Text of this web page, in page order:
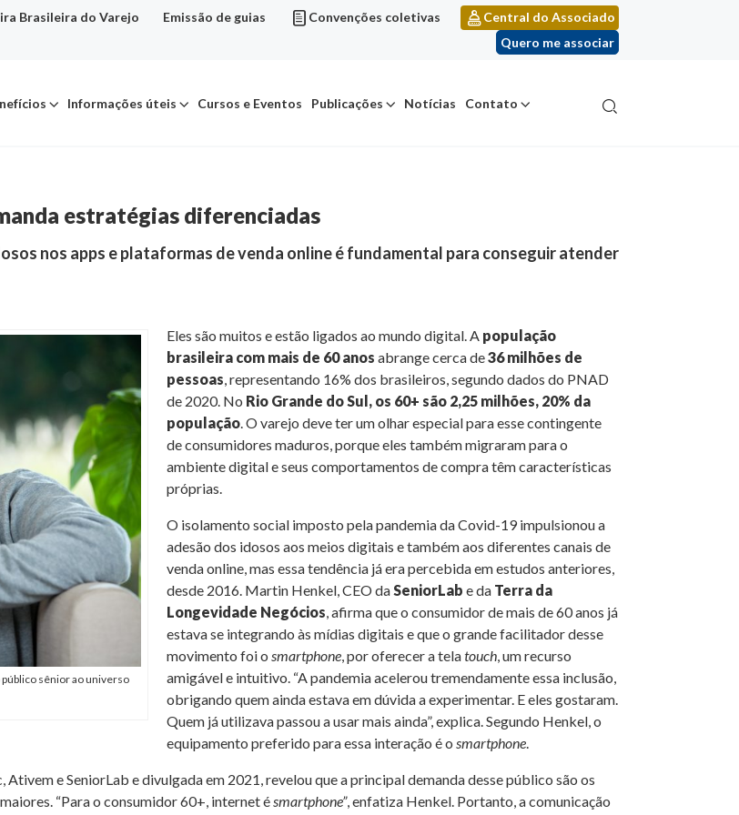
Brasileira do Varejo Emissão de guias Convenções coletivas
Central do Associado
Quero me associar
Informações úteis Cursos e Eventos Publicações Notícias Contato
estratégias diferenciadas
nos apps e plataformas de venda online é fundamental para conseguir atender
sênior ao universo
Eles são muitos e estão ligados ao mundo digital. A população
brasileira com mais de 60 anos abrange cerca de36 milhões de
pessoas, representando 16% dos brasileiros, segundo dados do PNAD
de 2020. No Rio Grande do Sul, os 60+ são 2,25 milhões, 20% da
população. O varejo deve ter um olhar especial para esse contingente
de consumidores maduros, porque eles também migraram para o
ambiente digital e seus comportamentos de compra têm características
próprias.
O isolamento social imposto pela pandemia da Covid-19 impulsionou a
adesão dos idosos aos meios digitais e também aos diferentes canais de
venda online, mas essa tendência já era percebida em estudos anteriores,
desde 2016. Martin Henkel, CEO daSeniorLab e da Terra da
Longevidade Negócios, afirma que o consumidor de mais de 60 anos já
estava se integrando às mídias digitais e que o grande facilitador desse
movimento foi o smartphone, por oferecer a telatouch, um recurso
amigável e intuitivo. “A pandemia acelerou tremendamente essa inclusão,
obrigando quem ainda estava em dúvida a experimentar. E eles gostaram.
Quem já utilizava passou a usar mais ainda”, explica. Segundo Henkel, o
equipamento preferido para essa interação é o smartphone.
Ativem e SeniorLab e divulgada em 2021, revelou que a principal demanda desse público são os
“Para o consumidor 60+, internet ésmartphone”, enfatiza Henkel. Portanto, a comunicação